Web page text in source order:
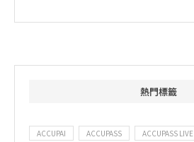
熱門標籤
ACCUPAI ACCUPASS ACCUPASS LIVE